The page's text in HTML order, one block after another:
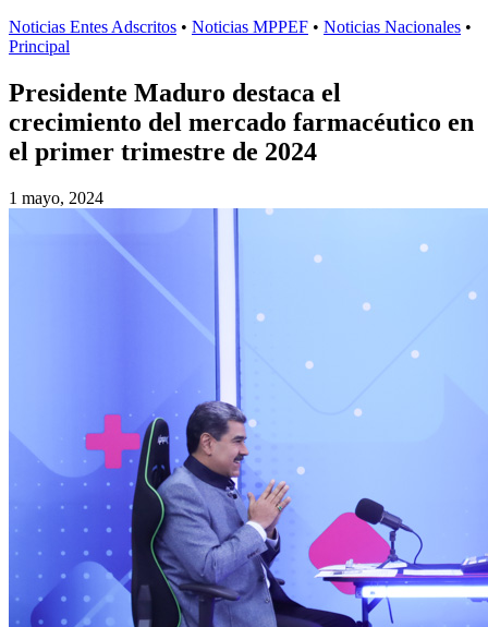
Noticias Entes Adscritos • Noticias MPPEF • Noticias Nacionales •
Principal
Presidente Maduro destaca el
crecimiento del mercado farmacéutico en
el primer trimestre de 2024
1 mayo, 2024